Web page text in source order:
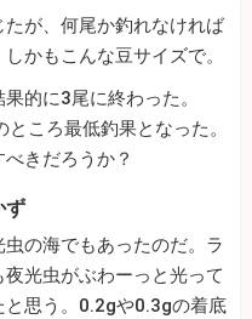
が、何尾か釣れなければ
かもこんな豆サイズで。
的に3尾に終わった。
ころ最低釣果となった。
きだろうか？
ず
の海でもあったのだ。ラ
光虫がぶわーっと光って
と思う。0.2gや0.3gの着底